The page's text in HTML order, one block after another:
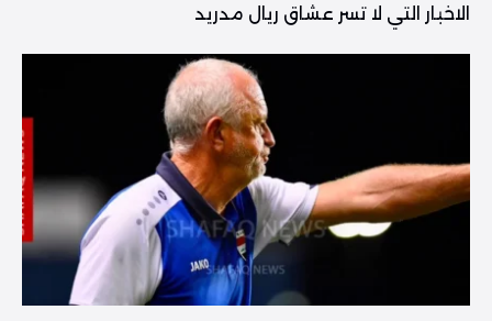
الاخبار التي لا تسر عشاق ريال مدريد